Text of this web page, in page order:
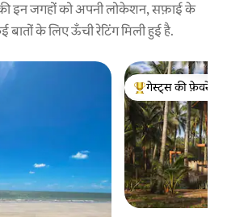
इन जगहों को अपनी लोकेशन, सफ़ाई के
के लिए ऊँची रेटिंग मिली हुई है.
गेस्ट्स का टॉप फ़ेवरेट
गेस्ट्स की फ़ेवरेट